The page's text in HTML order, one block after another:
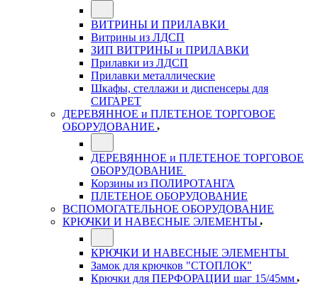
ВИТРИНЫ И ПРИЛАВКИ
Витрины из ЛДСП
ЗИП ВИТРИНЫ и ПРИЛАВКИ
Прилавки из ЛДСП
Прилавки металлические
Шкафы, стеллажи и диспенсеры для
СИГАРЕТ
ДЕРЕВЯННОЕ и ПЛЕТЕНОЕ ТОРГОВОЕ
ОБОРУДОВАНИЕ
ДЕРЕВЯННОЕ и ПЛЕТЕНОЕ ТОРГОВОЕ
ОБОРУДОВАНИЕ
Корзины из ПОЛИРОТАНГА
ПЛЕТЕНОЕ ОБОРУДОВАНИЕ
ВСПОМОГАТЕЛЬНОЕ ОБОРУДОВАНИЕ
КРЮЧКИ И НАВЕСНЫЕ ЭЛЕМЕНТЫ
КРЮЧКИ И НАВЕСНЫЕ ЭЛЕМЕНТЫ
Замок для крючков "СТОПЛОК"
Крючки для ПЕРФОРАЦИИ шаг 15/45мм